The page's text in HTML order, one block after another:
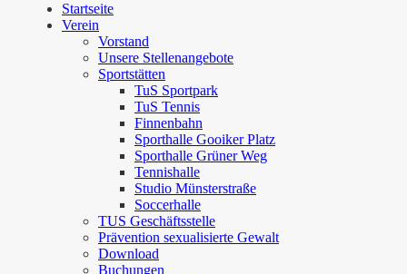
Startseite
Verein
Vorstand
Unsere Stellenangebote
Sportstätten
TuS Sportpark
TuS Tennis
Finnenbahn
Sporthalle Gooiker Platz
Sporthalle Grüner Weg
Tennishalle
Studio Münsterstraße
Soccerhalle
TUS Geschäftsstelle
Prävention sexualisierte Gewalt
Download
Buchungen